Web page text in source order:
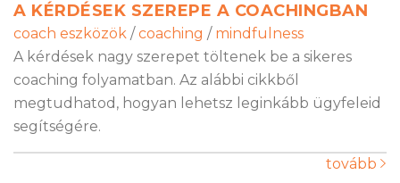
A KÉRDÉSEK SZEREPE A COACHINGBAN
coach eszközök / coaching / mindfulness
A kérdések nagy szerepet töltenek be a sikeres
coaching folyamatban. Az alábbi cikkből
megtudhatod, hogyan lehetsz leginkább ügyfeleid
segítségére.
tovább